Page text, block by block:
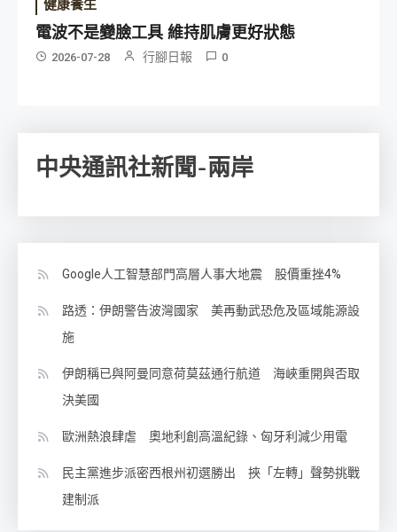
健康養生
電波不是變臉工具 維持肌膚更好狀態
2026-07-28 行腳日報 0
中央通訊社新聞-兩岸
Google人工智慧部門高層人事大地震 股價重挫4%
路透：伊朗警告波灣國家 美再動武恐危及區域能源設
施
伊朗稱已與阿曼同意荷莫茲通行航道 海峽重開與否取
決美國
歐洲熱浪肆虐 奧地利創高溫紀錄、匈牙利減少用電
民主黨進步派密西根州初選勝出 挾「左轉」聲勢挑戰
建制派